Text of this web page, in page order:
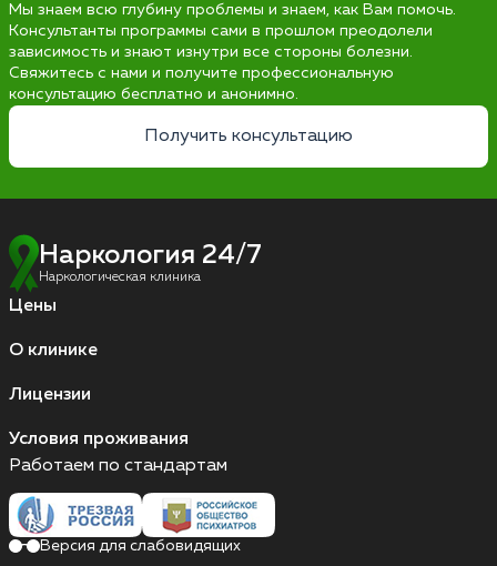
Мы знаем всю глубину проблемы и знаем, как Вам помочь.
Консультанты программы сами в прошлом преодолели
зависимость и знают изнутри все стороны болезни.
Свяжитесь с нами и получите профессиональную
консультацию бесплатно и анонимно.
Получить консультацию
Наркология 24/7
Наркологическая клиника
Цены
О клинике
Лицензии
Условия проживания
Работаем по стандартам
Версия для слабовидящих